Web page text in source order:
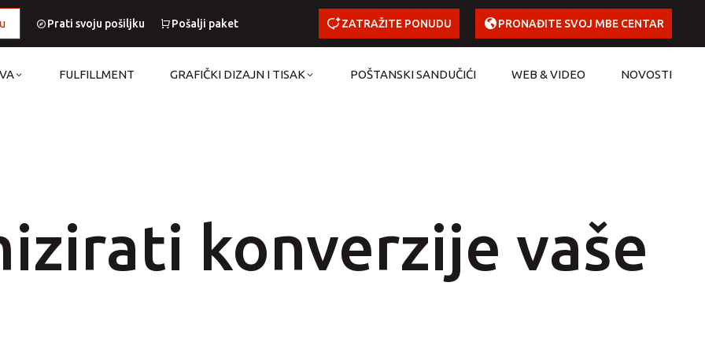
Prati svoju pošiljku Pošalji paket ZATRAŽITE PONUDU PRONAĐITE SVOJ MBE CENTAR
FULFILLMENT GRAFIČKI DIZAJN I TISAK POŠTANSKI SANDUČIĆI WEB & VIDEO NOVOSTI
konverzije vaše